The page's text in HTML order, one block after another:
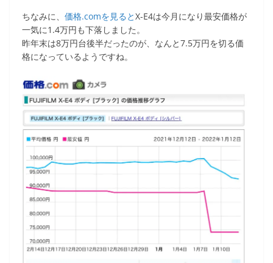
ちなみに、 価格.comを見るとX-E4は今月になり最安価格が
一気に1.4万円も下落しました。
昨年末は8万円台後半だったのが、なんと7.5万円を切る価
格になっているようですね。